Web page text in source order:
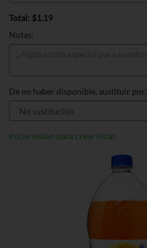
Total: $1.19
Notas:
De no haber disponible, sustituir por:
Inicie sesión para crear listas